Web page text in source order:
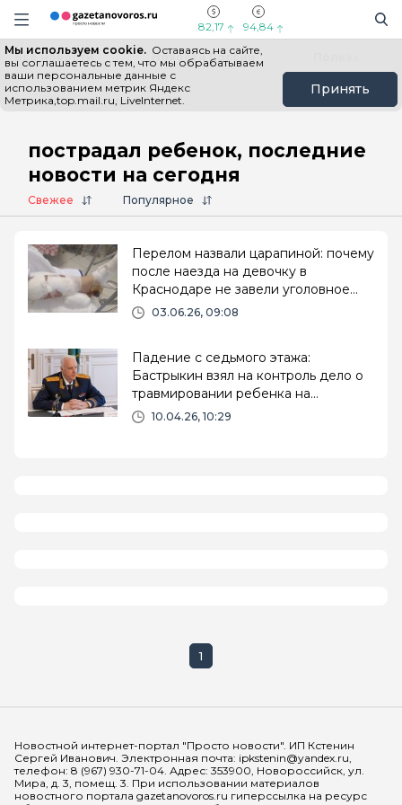
Информационный портал "ГазетаНоворос.ру"
Навигация сайта
82,17 94,84
Мы используем cookie. Оставаясь на сайте,
вы соглашаетесь с тем, что мы обрабатываем
ваши персональные данные с
использованием метрик Яндекс
Метрика,top.mail.ru, LiveInternet.
Принять
Все новости Новости России
Главная # пострадал ребенок
пострадал ребенок, последние
новости на сегодня
Свежее Популярное
Перелом назвали царапиной: почему
после наезда на девочку в
Краснодаре не завели уголовное
дело03.06.26, 09:08
Падение с седьмого этажа:
Бастрыкин взял на контроль дело о
травмировании ребенка на
недострое в Сочи
10.04.26, 10:29
1
Новостной интернет-портал "Просто новости". ИП Кстенин
Сергей Иванович. Электронная почта: ipkstenin@yandex.ru,
телефон: 8 (967) 930-71-04. Адрес: 353900, Новороссийск, ул.
Мира, д. 3, помещ. 3. При использовании материалов
новостного портала gazetanovoros.ru гиперссылка на ресурс